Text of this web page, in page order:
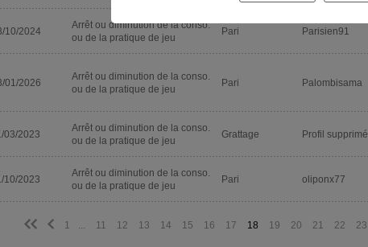
10/2024
Arrêt ou diminution de la conso.
ou de la pratique de jeu
Pari Parisien91
01/2026
Arrêt ou diminution de la conso.
ou de la pratique de jeu
Pari Palombisama
03/2023
Arrêt ou diminution de la conso.
ou de la pratique de jeu
Grattage Profil supprimé
10/2023
Arrêt ou diminution de la conso.
ou de la pratique de jeu
Pari oliponx77
<< < 1 ... 11 12 13 14 15 16 17 18 19 20 21 22 23